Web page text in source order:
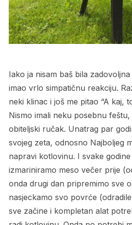
Iako ja nisam baš bila
imao vrlo simpatičnu reakciju.
neki klinac i još me pitao “A kaj,
Nismo imali neku posebnu
obiteljski ručak. Unatrag par
svojeg zeta, odnosno Najboljeg
napravi kotlovinu. I svake
izmariniramo meso večer prije
onda drugi dan pripremimo sve
nasjeckamo svo povrće
sve začine i kompletan alat